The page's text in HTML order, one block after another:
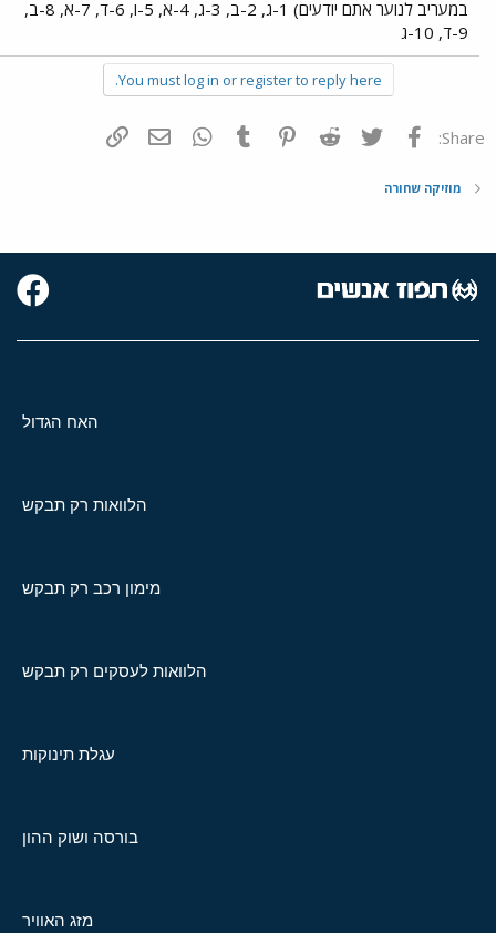
במעריב לנוער אתם יודעים) 1-ג, 2-ב, 3-ג, 4-א, 5-ו, 6-ד, 7-א, 8-ב,
9-ד, 10-ג
You must log in or register to reply here.
Share: פייסבוק Twitter
Reddit
Pinterest
Tumblr
WhatsAppדואר אלקטרוני
מוזיקה שחורה
האח הגדול
הלוואות רק תבקש
מימון רכב רק תבקש
הלוואות לעסקים רק תבקש
עגלת תינוקות
בורסה ושוק ההון
מזג האוויר